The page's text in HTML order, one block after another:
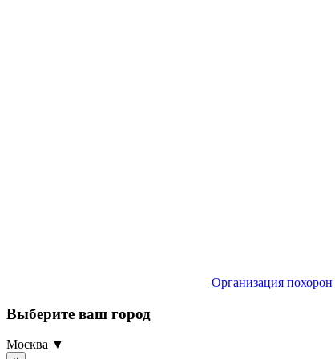
Организация похорон
Выберите ваш город
Москва ▼